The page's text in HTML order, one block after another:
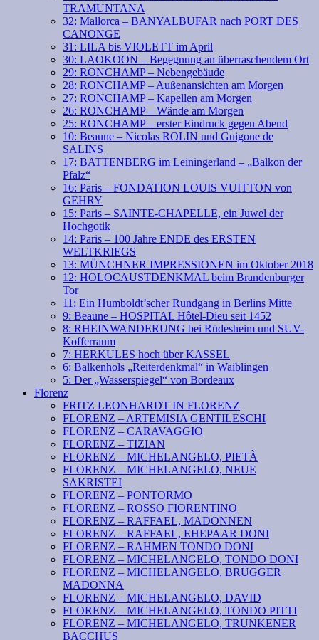
TRAMUNTANA
32: Mallorca – BANYALBUFAR nach PORT DES
CANONGE
31: LILA bis VIOLETT im April
30: LAOKOON – Begegnung an überraschendem Ort
29: RONCHAMP – Nebengebäude
28: RONCHAMP – Außenansichten am Morgen
27: RONCHAMP – Kapellen am Morgen
26: RONCHAMP – Wände am Morgen
25: RONCHAMP – erster Eindruck gegen Abend
10: Beaune – Nicolas ROLIN und Guigone de
SALINS
17: BATTENBERG im Leiningerland – „Balkon der
Pfalz“
16: Paris – FONDATION LOUIS VUITTON von
GEHRY
15: Paris – SAINTE-CHAPELLE, ein Juwel der
Hochgotik
14: Paris – 100 Jahre ENDE des ERSTEN
WELTKRIEGS
13: MÜNCHNER IMPRESSIONEN im Oktober 2018
12: HOLOCAUSTDENKMAL beim Brandenburger
Tor
11: Ein Humboldt’scher Rundgang in Berlins Mitte
9: Beaune – HOSPITAL Hôtel-Dieu seit 1452
8: RHEINWANDERUNG bei Rüdesheim und SUV-
Kofferraum
7: HERKULES hoch über KASSEL
6: Balkenhols „Reiterdenkmal“ in Waiblingen
5: Der „Wasserspiegel“ von Bordeaux
Florenz
FRITZ LEONHARDT IN FLORENZ
FLORENZ – ARTEMISIA GENTILESCHI
FLORENZ – CARAVAGGIO
FLORENZ – TIZIAN
FLORENZ – MICHELANGELO, PIETÀ
FLORENZ – MICHELANGELO, NEUE
SAKRISTEI
FLORENZ – PONTORMO
FLORENZ – ROSSO FIORENTINO
FLORENZ – RAFFAEL, MADONNEN
FLORENZ – RAFFAEL, EHEPAAR DONI
FLORENZ – RAHMEN TONDO DONI
FLORENZ – MICHELANGELO, TONDO DONI
FLORENZ – MICHELANGELO, BRÜGGER
MADONNA
FLORENZ – MICHELANGELO, DAVID
FLORENZ – MICHELANGELO, TONDO PITTI
FLORENZ – MICHELANGELO, TRUNKENER
BACCHUS